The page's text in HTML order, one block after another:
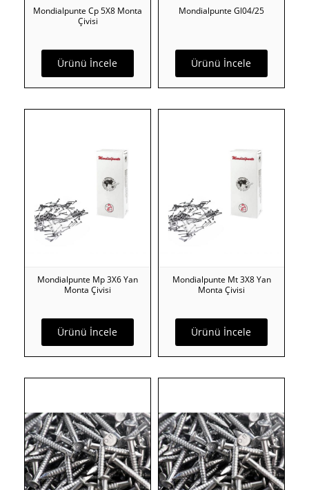
Ürünü İncele
Mondialpunte Cp 5X8 Monta
Çivisi
Ürünü İncele
Mondialpunte Gl04/25
Ürünü İncele
Mondialpunte Mp 3X6 Yan
Monta Çivisi
Ürünü İncele
Mondialpunte Mt 3X8 Yan
Monta Çivisi